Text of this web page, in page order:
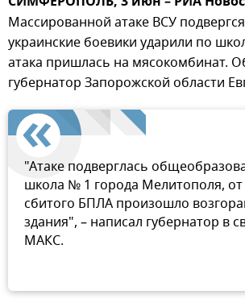
Массированной атаке ВСУ
украинские боевики ударили по
атака пришлась на мясокомбинат.
губернатор Запорожской области
"Атаке подверглась
школа № 1 города Мелитополя, от
сбитого БПЛА произошло
здания", – написал губернатор в
МАКС.